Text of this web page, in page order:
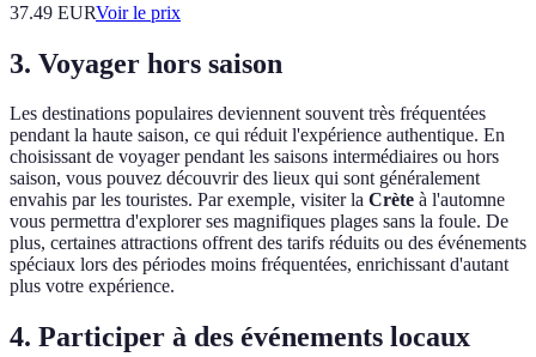
37.49 EURVoir le prix
3. Voyager hors saison
Les destinations populaires deviennent souvent très fréquentées
pendant la haute saison, ce qui réduit l'expérience authentique. En
choisissant de voyager pendant les saisons intermédiaires ou hors
saison, vous pouvez découvrir des lieux qui sont généralement
envahis par les touristes. Par exemple, visiter la Crète à l'automne
vous permettra d'explorer ses magnifiques plages sans la foule. De
plus, certaines attractions offrent des tarifs réduits ou des événements
spéciaux lors des périodes moins fréquentées, enrichissant d'autant
plus votre expérience.
4. Participer à des événements locaux